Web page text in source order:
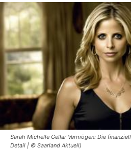
Sarah Michelle Gellar Vermögen: Die
Detail | © Saarland Aktuell)